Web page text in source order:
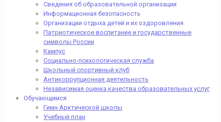
Сведения об образовательной организации
Информационная безопасность
Организации отдыха детей и их оздоровления
Патриотическое воспитание и государственные
символы России
Кампус
Социально-психологическая служба
Школьный спортивный клуб
Антикоррупционная деятельность
Независимая оценка качества образовательных услуг
Обучающимся
Гимн Арктической школы
Учебный план